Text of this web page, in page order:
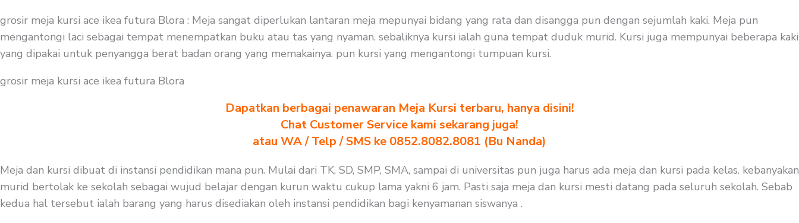
grosir meja kursi ace ikea futura Blora : Meja sangat diperlukan lantaran meja mepunyai bidang yang rata dan disangga pun dengan sejumlah kaki. Meja pun
mengantongi laci sebagai tempat menempatkan buku atau tas yang nyaman. sebaliknya kursi ialah guna tempat duduk murid. Kursi juga mempunyai beberapa kaki
yang dipakai untuk penyangga berat badan orang yang memakainya. pun kursi yang mengantongi tumpuan kursi.
grosir meja kursi ace ikea futura Blora
Dapatkan berbagai penawaran Meja Kursi terbaru, hanya disini!
Chat Customer Service kami sekarang juga!
atau WA / Telp / SMS ke 0852.8082.8081 (Bu Nanda)
Meja dan kursi dibuat di instansi pendidikan mana pun. Mulai dari TK, SD, SMP, SMA, sampai di universitas pun juga harus ada meja dan kursi pada kelas. kebanyakan
murid bertolak ke sekolah sebagai wujud belajar dengan kurun waktu cukup lama yakni 6 jam. Pasti saja meja dan kursi mesti datang pada seluruh sekolah. Sebab
kedua hal tersebut ialah barang yang harus disediakan oleh instansi pendidikan bagi kenyamanan siswanya .